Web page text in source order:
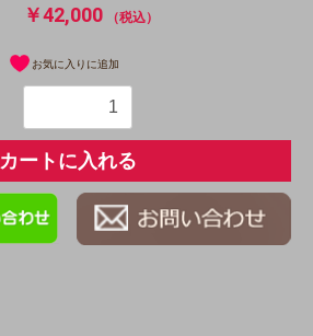
￥42,000 （税込）
お気に入りに追加
カートに入れる